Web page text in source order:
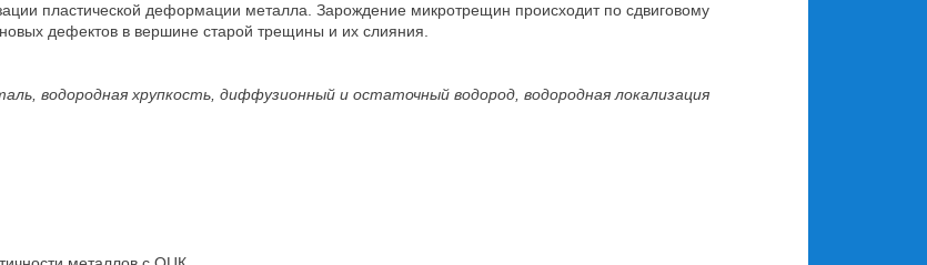
пластической деформации металла. Зарождение микротрещин происходит по сдвиговому
дефектов в вершине старой трещины и их слияния.
водородная хрупкость, диффузионный и остаточный водород, водородная локализация